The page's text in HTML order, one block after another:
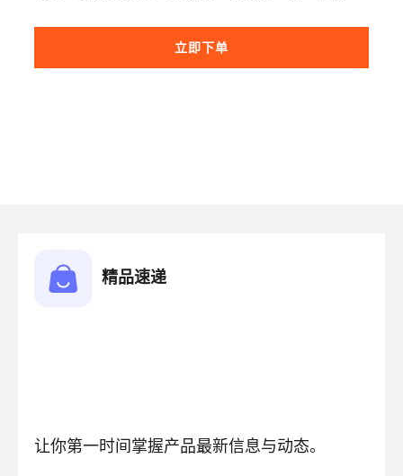
立即下单
精品速递
让你第一时间掌握产品最新信息与动态。